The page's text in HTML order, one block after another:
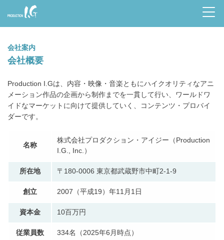
Prod
uctio
n I.G
会社案内
会社概要
Production I.Gは、内容・映像・音楽ともにハイクオリティなアニ
メーション作品の企画から制作までを一貫して行い、ワールドワ
イドなマーケットに向けて提供していく、コンテンツ・プロバイ
ダーです。
名称
株式会社プロダクション・アイジー（Production
I.G., Inc.）
所在地 〒180-0006 東京都武蔵野市中町2-1-9
創立 2007（平成19）年11月1日
資本金 10百万円
従業員数 334名（2025年6月時点）